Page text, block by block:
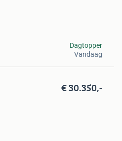
Dagtopper
Vandaag
€ 30.350,-